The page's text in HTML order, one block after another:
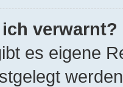
verwarnt?
es eigene